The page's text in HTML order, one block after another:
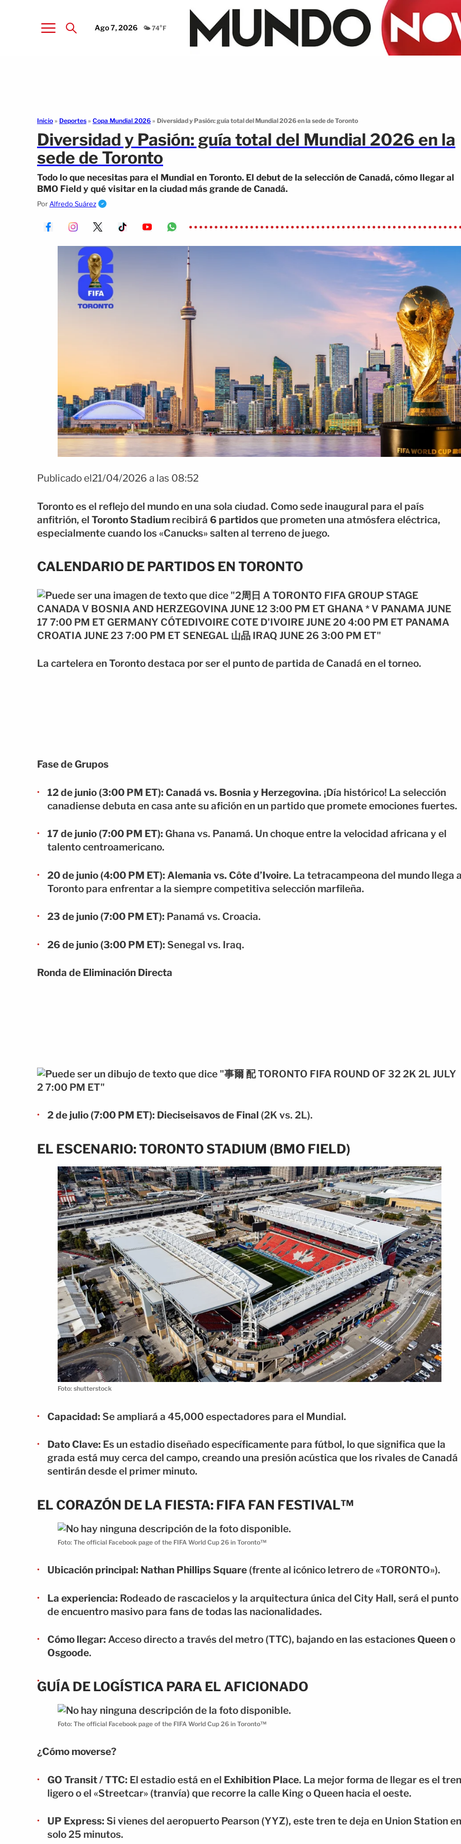
Ago 7, 2026 🌤️ 74°F
Inicio » Deportes » Copa Mundial 2026 » Diversidad y Pasión: guía total del Mundial 2026 en la sede de Toronto
Diversidad y Pasión: guía total del Mundial 2026 en la
sede de Toronto
Todo lo que necesitas para el Mundial en Toronto. El debut de la selección de Canadá, cómo llegar al
BMO Field y qué visitar en la ciudad más grande de Canadá.
Por Alfredo Suárez
Publicado el21/04/2026 a las 08:52
Toronto es el reflejo del mundo en una sola ciudad. Como sede inaugural para el país
anfitrión, el Toronto Stadium recibirá 6 partidosque prometen una atmósfera eléctrica,
especialmente cuando los «Canucks» salten al terreno de juego.
CALENDARIO DE PARTIDOS EN TORONTO
La cartelera en Toronto destaca por ser el punto de partida de Canadá en el torneo.
Fase de Grupos
12 de junio (3:00 PM ET): Canadá vs. Bosnia y Herzegovina. ¡Día histórico! La selección
canadiense debuta en casa ante su afición en un partido que promete emociones fuertes.
17 de junio (7:00 PM ET): Ghana vs. Panamá. Un choque entre la velocidad africana y el
talento centroamericano.
20 de junio (4:00 PM ET): Alemania vs. Côte d’Ivoire. La tetracampeona del mundo llega
Toronto para enfrentar a la siempre competitiva selección marfileña.
23 de junio (7:00 PM ET): Panamá vs. Croacia.
26 de junio (3:00 PM ET): Senegal vs. Iraq.
Ronda de Eliminación Directa
2 de julio (7:00 PM ET): Dieciseisavos de Final (2K vs. 2L).
EL ESCENARIO: TORONTO STADIUM (BMO FIELD)
Foto: shutterstock
Capacidad: Se ampliará a 45,000 espectadores para el Mundial.
Dato Clave: Es un estadio diseñado específicamente para fútbol, lo que significa que la
grada está muy cerca del campo, creando una presión acústica que los rivales de Canadá
sentirán desde el primer minuto.
EL CORAZÓN DE LA FIESTA: FIFA FAN FESTIVAL™
Foto: The official Facebook page of the FIFA World Cup 26 in Toronto™
Ubicación principal: Nathan Phillips Square (frente al icónico letrero de «TORONTO»).
La experiencia: Rodeado de rascacielos y la arquitectura única del City Hall, será el punto
de encuentro masivo para fans de todas las nacionalidades.
Cómo llegar: Acceso directo a través del metro (TTC), bajando en las estaciones Queeno
Osgoode.
GUÍA DE LOGÍSTICA PARA EL AFICIONADO
Foto: The official Facebook page of the FIFA World Cup 26 in Toronto™
¿Cómo moverse?
GO Transit / TTC: El estadio está en el Exhibition Place. La mejor forma de llegar es el tren
ligero o el «Streetcar» (tranvía) que recorre la calle King o Queen hacia el oeste.
UP Express: Si vienes del aeropuerto Pearson (YYZ), este tren te deja en Union Station en
solo 25 minutos.